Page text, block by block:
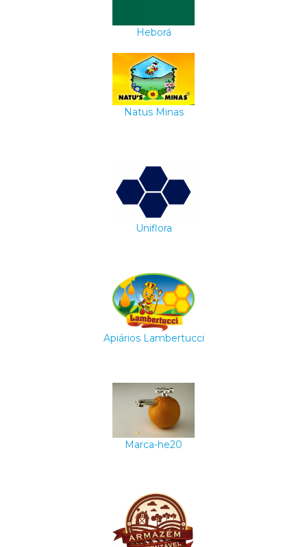
Heborá
Natus Minas
Uniflora
Apiários Lambertucci
Marca-he20